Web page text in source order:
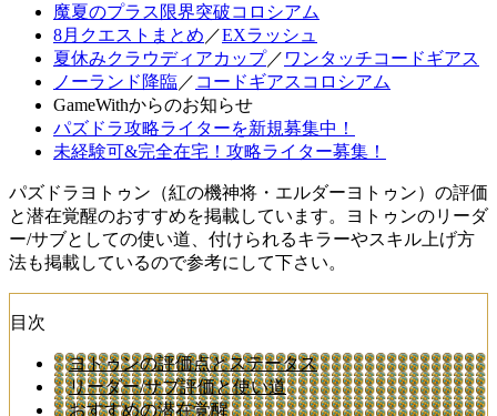
魔夏のプラス限界突破コロシアム
8月クエストまとめ ／EXラッシュ
夏休みクラウディアカップ／ ワンタッチコードギアス
ノーランド降臨／ コードギアスコロシアム
GameWithからのお知らせ
パズドラ攻略ライターを新規募集中！
未経験可&完全在宅！攻略ライター募集！
パズドラヨトゥン（紅の機神将・エルダーヨトゥン）の評価
と潜在覚醒のおすすめを掲載しています。ヨトゥンのリーダ
ー/サブとしての使い道、付けられるキラーやスキル上げ方
法も掲載しているので参考にして下さい。
目次
ヨトゥンの評価点とステータス
リーダー/サブ評価と使い道
おすすめの潜在覚醒